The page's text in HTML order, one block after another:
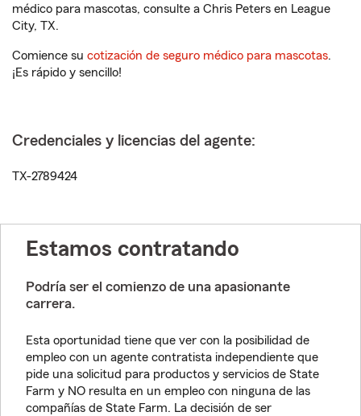
médico para mascotas, consulte a Chris Peters en League
City, TX.
Comience su cotización de seguro médico para mascotas.
¡Es rápido y sencillo!
Credenciales y licencias del agente:
TX-2789424
Estamos contratando
Podría ser el comienzo de una apasionante
carrera.
Esta oportunidad tiene que ver con la posibilidad de
empleo con un agente contratista independiente que
pide una solicitud para productos y servicios de State
Farm y NO resulta en un empleo con ninguna de las
compañías de State Farm. La decisión de ser